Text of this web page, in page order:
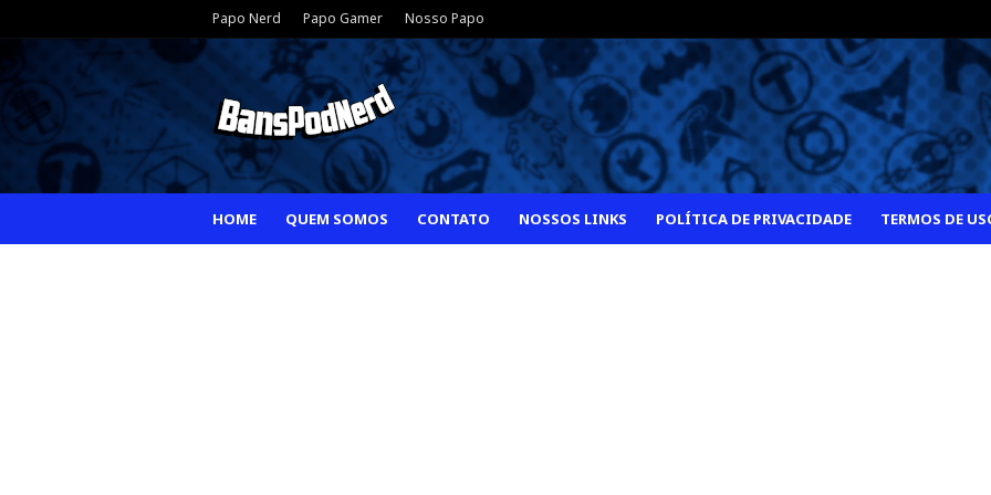
Papo Nerd Papo Gamer Nosso Papo
HOME QUEM SOMOS CONTATO NOSSOS LINKS POLÍTICA DE PRIVACIDADE TERMOS DE